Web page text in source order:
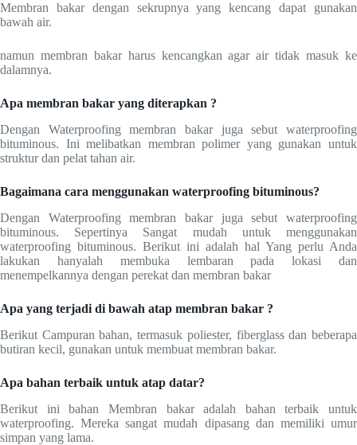
Membran bakar dengan sekrupnya yang kencang dapat gunakan
bawah air.
namun membran bakar harus kencangkan agar air tidak masuk ke
dalamnya.
Apa membran bakar yang diterapkan ?
Dengan Waterproofing membran bakar juga sebut waterproofing
bituminous. Ini melibatkan membran polimer yang gunakan untuk
struktur dan pelat tahan air.
Bagaimana cara menggunakan waterproofing bituminous?
Dengan Waterproofing membran bakar juga sebut waterproofing
bituminous. Sepertinya Sangat mudah untuk menggunakan
waterproofing bituminous. Berikut ini adalah hal Yang perlu Anda
lakukan hanyalah membuka lembaran pada lokasi dan
menempelkannya dengan perekat dan membran bakar
Apa yang terjadi di bawah atap membran bakar ?
Berikut Campuran bahan, termasuk poliester, fiberglass dan beberapa
butiran kecil, gunakan untuk membuat membran bakar.
Apa bahan terbaik untuk atap datar?
Berikut ini bahan Membran bakar adalah bahan terbaik untuk
waterproofing. Mereka sangat mudah dipasang dan memiliki umur
simpan yang lama.